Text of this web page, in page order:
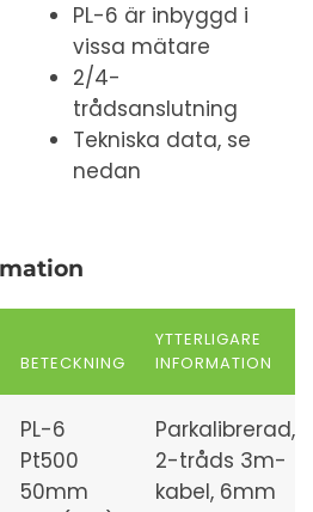
PL-6 är inbyggd i
vissa mätare
2/4-
trådsanslutning
Tekniska data, se
nedan
BETECKNING
YTTERLIGARE
INFORMATION
PL-6
Pt500
50mm
Parkalibrerad,
2-tråds 3m-
kabel, 6mm